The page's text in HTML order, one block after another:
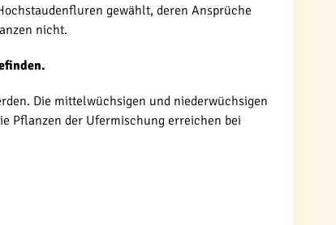
gewählt, deren Ansprüche
nicht.
Die mittelwüchsigen und niederwüchsigen
Pflanzen der Ufermischung erreichen bei